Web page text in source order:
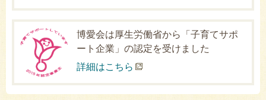
博愛会は厚生労働省から「子育てサポ
ート企業」の認定を受けました
詳細はこちら